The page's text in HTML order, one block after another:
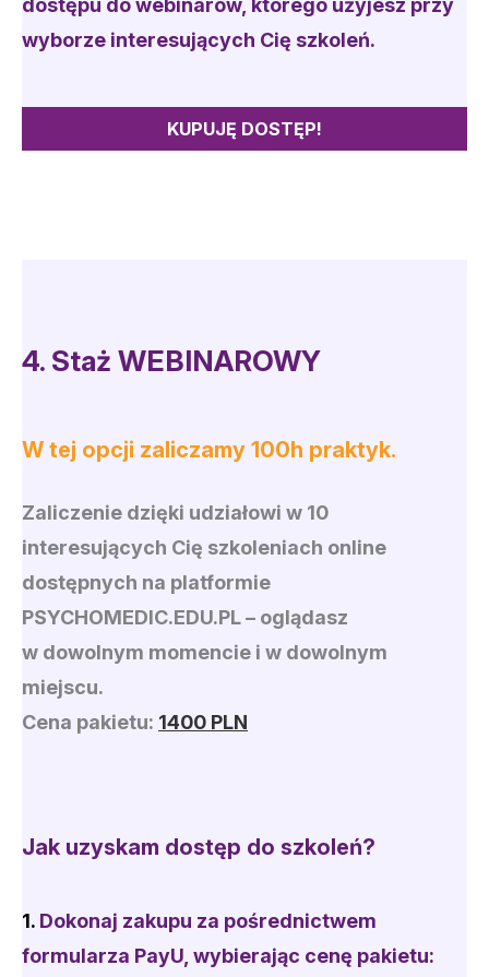
dostępu do webinarów, którego użyjesz przy
wyborze interesujących Cię szkoleń.
KUPUJĘ DOSTĘP!
4. Staż WEBINAROWY
W tej opcji zaliczamy 100h praktyk.
Zaliczenie dzięki udziałowi w 10
interesujących Cię szkoleniach online
dostępnych na platformie
PSYCHOMEDIC.EDU.PL– oglądasz
w dowolnym momencie i w dowolnym
miejscu.
Cena pakietu: 1400 PLN
Jak uzyskam dostęp do szkoleń?
1. Dokonaj zakupu za pośrednictwem
formularza PayU , wybierając cenę pakietu: